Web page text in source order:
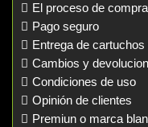
El proceso de compra
Pago seguro
Entrega de
Cambios y
Condiciones de uso
Opinión de clientes
Premiun o marca